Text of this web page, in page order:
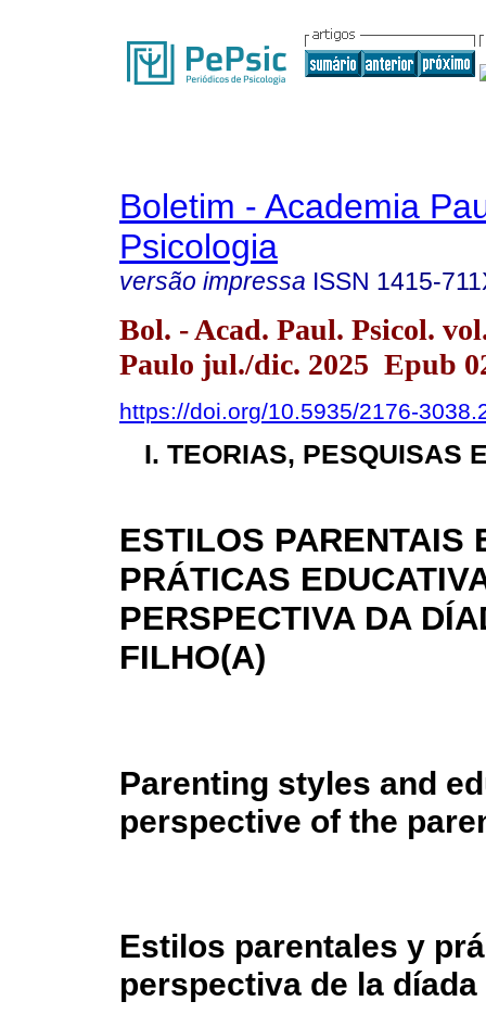
Boletim - Academia
Psicologia
versão impressa ISSN 1415-
Bol. - Acad. Paul. Psicol.
Paulo jul./dic. 2025 Epub
https://doi.org/10.5935/2176-
I. TEORIAS, PESQUISAS
ESTILOS PARENTAIS
PRÁTICAS
PERSPECTIVA DA
FILHO(A)
Parenting styles and
perspective of the
Estilos parentales y
perspectiva de la